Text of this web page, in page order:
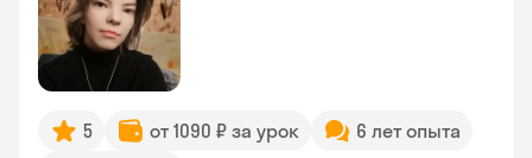
5 от 1090 ₽ за урок
6 лет опыта